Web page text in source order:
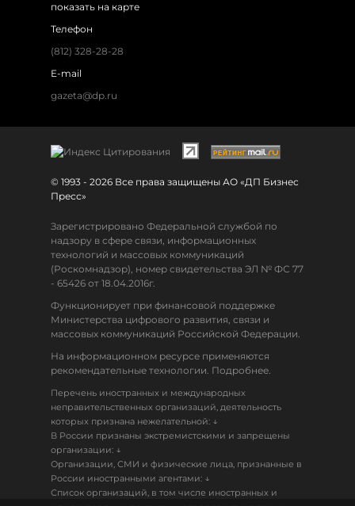
показать на карте
Телефон
(812) 328-28-28
E-mail
gazeta@dp.ru
© 1993 - 2026 Все права защищены АО «ДП Бизнес
Пресс»
Зарегистрировано Федеральной службой по
надзору в сфере связи, информационных
технологий и массовых коммуникаций
(Роскомнадзор), номер свидетельства ЭЛ № ФС 77
- 65426 от 18.04.2016г.
Функционирует при финансовой поддержке
Министерства цифрового развития, связи и
массовых коммуникаций Российской Федерации.
На информационном ресурсе применяются
рекомендательные технологии. Подробнее.
Перечень иностранных и международных
неправительственных организаций, деятельность
которых признана нежелательной: ↓
В России признаны экстремистскими и запрещены
организации: ↓
Организации, СМИ и физические лица, признанные в
России иностранными агентами: ↓
Список организаций, в том числе иностранных и